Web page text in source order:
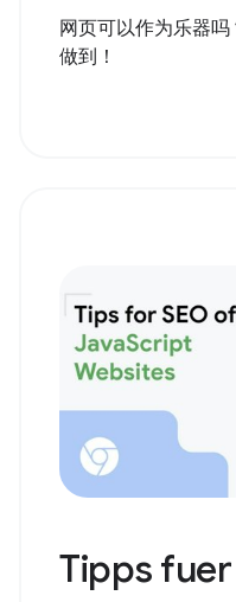
网页可以作为乐器
做到！
Tipps